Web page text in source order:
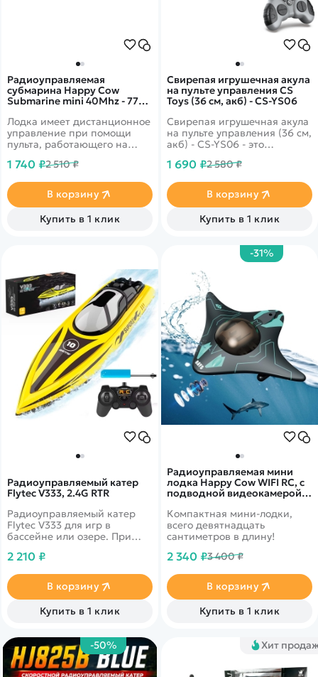
Радиоуправляемая
субмарина Happy Cow
Submarine mini 40Mhz - 777-
Лодка имеет дистанционное
управление при помощи
пульта, работающего на
водонепроницаемый корпус,
всплывать на поверхность.
1 740 ₽2 510 ₽
В корзину
Купить в 1 клик
Свирепая игрушечная акула
на пульте управления CS
Toys (36 см, акб) - CS-YS06
Свирепая игрушечная акула
на пульте управления (36 см,
акб) - CS-YS06 - это
пульте управления, которая
вид.
1 690 ₽2 580 ₽
В корзину
Купить в 1 клик
Радиоуправляемый катер
Flytec V333, 2.4G RTR
Радиоуправляемый катер
Flytec V333 для игр в
бассейне или озере. При
использована новая
которая обеспечивает
прочность и
водонепроницаемость
катера.
2 210 ₽
В корзину
Купить в 1 клик
-31%
Радиоуправляемая мини
лодка Happy Cow WIFI RC, с
подводной видеокамерой в
- 777-273
Компактная мини-лодки,
всего девятнадцать
сантиметров в длину!
2 340 ₽3 400 ₽
В корзину
Купить в 1 клик
-50% Хит